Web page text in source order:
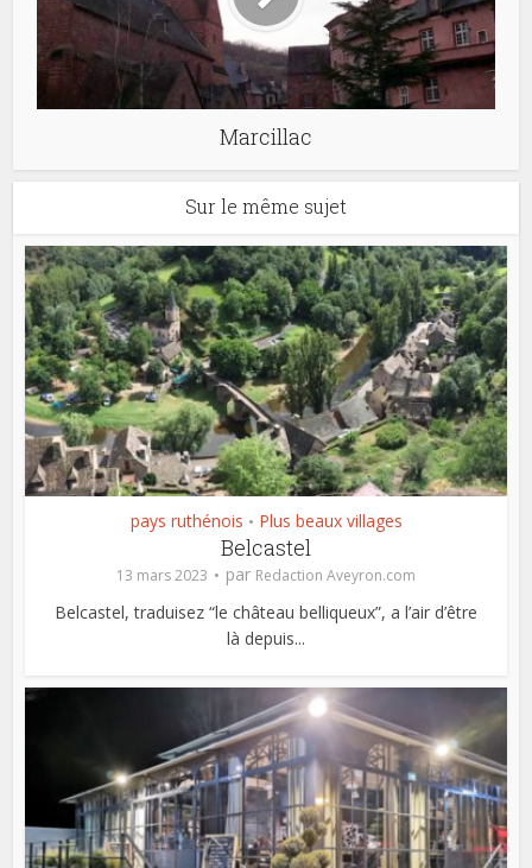
Marcillac
Sur le même sujet
pays ruthénois • Plus beaux villages
Belcastel
13 mars 2023 par Redaction Aveyron.com
Belcastel, traduisez “le château belliqueux”, a l’air d’être
là depuis...